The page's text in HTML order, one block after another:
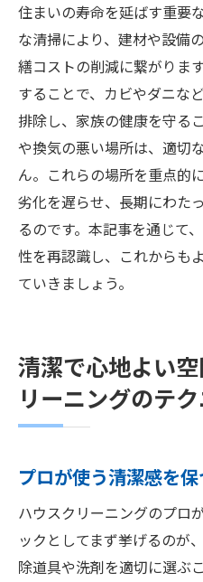
住まいの寿命を延ばす重要
な清掃により、建材や設備
繕コストの削減に繋がりま
することで、カビやダニな
排除し、家族の健康を守る
や換気の悪い場所は、適切
ん。これらの場所を重点的
劣化を遅らせ、長期にわた
るのです。本記事を通じて
性を再認識し、これからも
ていきましょう。
清潔で心地よい
リーニングのテ
プロが使う清潔感を
ハウスクリーニングのプロ
ックとしてまず挙げるのが
除道具や洗剤を適切に選ぶ